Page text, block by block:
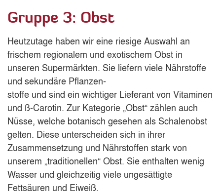
Gruppe 3: Obst
Heutzutage haben wir eine riesige Auswahl an
frischem regionalem und exotischem Obst in
unseren Supermärkten. Sie liefern viele Nährstoffe
und sekundäre Pflanzen-
stoffe und sind ein wichtiger Lieferant von Vitaminen
und ß-Carotin. Zur Kategorie „Obst“ zählen auch
Nüsse, welche botanisch gesehen als Schalenobst
gelten. Diese unterscheiden sich in ihrer
Zusammensetzung und Nährstoffen stark von
unserem „traditionellen“ Obst. Sie enthalten wenig
Wasser und gleichzeitig viele ungesättigte
Fettsäuren und Eiweiß.